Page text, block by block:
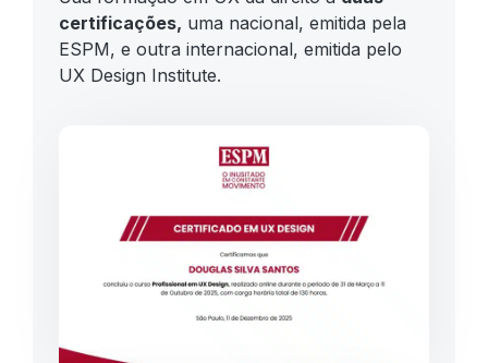
certificações, uma nacional, emitida pela
ESPM, e outra internacional, emitida pelo
UX Design Institute.